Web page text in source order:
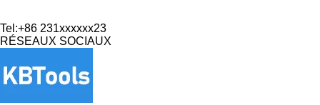
Tel:+86 231xxxxxx23
RÉSEAUX SOCIAUX